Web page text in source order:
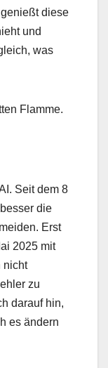
diese
und
was
Flamme.
Seit dem 8
die
Erst
2025 mit
nicht
zu
darauf hin,
es ändern